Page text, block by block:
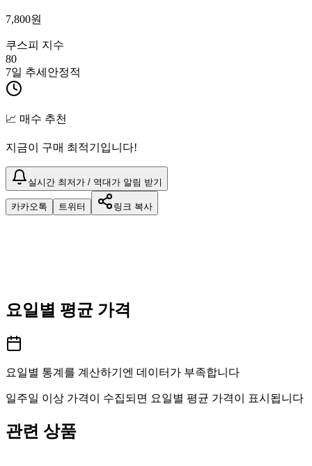
7,800원
쿠스피 지수
80
7일 추세 안정적
📈 매수 추천
지금이 구매 최적기입니다!
실시간 최저가 / 역대가 알림 받기
카카오톡 트위터 링크 복사
요일별 평균 가격
요일별 통계를 계산하기엔 데이터가 부족합니다
일주일 이상 가격이 수집되면 요일별 평균 가격이 표시됩니다
관련 상품